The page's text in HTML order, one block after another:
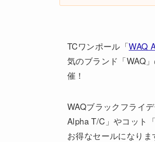
TCワンポール「WAQ
気のブランド「WAQ
催！
WAQブラックフライ
Alpha T/C」やコット
お得なセールになりま